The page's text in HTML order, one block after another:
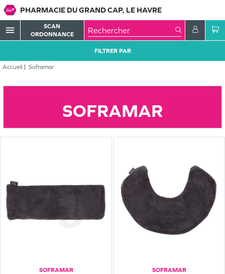
PHARMACIE DU GRAND CAP, LE HAVRE
menu
SCAN
ORDONNANCE
Accueil Soframar
FILTRER PAR
SOFRAMAR
SOFRAMAR SOFRAMAR